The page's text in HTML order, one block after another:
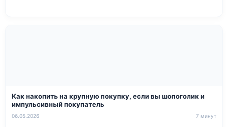
Как накопить на крупную покупку, если вы шопоголик и
импульсивный покупатель
06.05.2026 7 минут